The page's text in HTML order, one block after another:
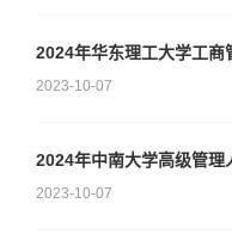
2023-10-07
2023-10-07